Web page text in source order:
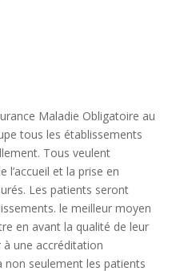
Maladie Obligatoire au
tous les établissements
Tous veulent
l’accueil et la prise en
Les patients seront
le meilleur moyen
en avant la qualité de leur
une accréditation
non seulement les patients